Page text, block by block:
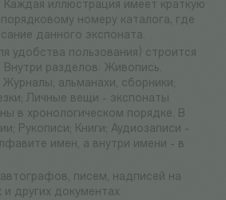
Каждая иллюстрация имеет краткую
номеру каталога, где
данного экспоната.
удобства пользования) строится
разделов: Живопись.
альманахи, сборники;
Личные вещи - экспонаты
в хронологическом порядке. В
Рукописи; Книги; Аудиозаписи -
имен, а внутри имени - в
писем, надписей на
других документах